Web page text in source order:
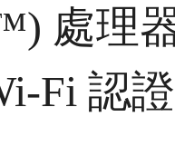
處理
Fi 認